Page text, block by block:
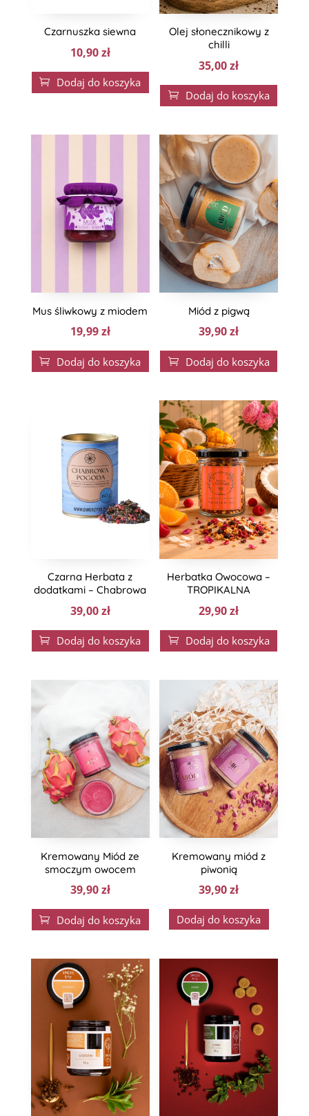
Czarnuszka siewna
10,90zł
 Dodaj do koszyka
Olej słonecznikowy z
chilli
35,00zł
 Dodaj do koszyka
Mus śliwkowy z miodem
19,99zł
 Dodaj do koszyka
Miód z pigwą
39,90zł
 Dodaj do koszyka
Czarna Herbata z
dodatkami – Chabrowa
39,00zł
 Dodaj do koszyka
Herbatka Owocowa –
TROPIKALNA
29,90zł
 Dodaj do koszyka
Kremowany Miód ze
smoczym owocem
39,90zł
 Dodaj do koszyka
Kremowany miód z
piwonią
39,90zł
Dodaj do koszyka